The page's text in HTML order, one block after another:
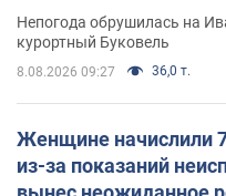
Непогода обрушилась на
курортный Буковель
8.08.2026 09:27 36,0 т.
Женщине начислили
из-за показаний